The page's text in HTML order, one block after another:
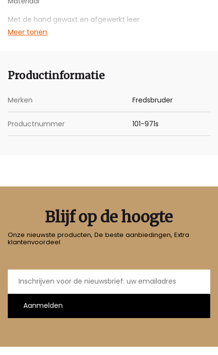
Met de hand gewaxt en afgewerkt leer
Afmetingen ; B x H x D): 42 x 41 x 11 cm
Meer tonen
Productinformatie
Merken Fredsbruder
Productnummer 101-971s
Blijf op de hoogte
Onze nieuwste producten, De beste aanbiedingen, Extra
klantenvoordeel
E-
mailadres
Aanmelden